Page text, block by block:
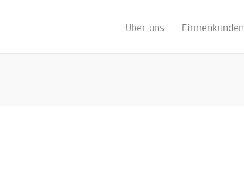
Über uns Firmenkunden